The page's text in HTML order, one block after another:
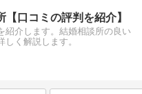
口コミの評判を紹介】
紹介します。結婚相談所の良い
く解説します。